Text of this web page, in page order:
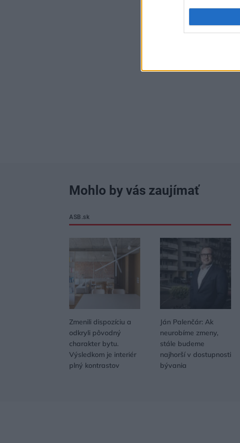
Mohlo by vás zaujímať
ASB.sk
Zmenili dispozíciu a
odkryli pôvodný
charakter bytu.
Výsledkom je interiér
plný kontrastov
Ján Palenčár: Ak
neurobíme zmeny,
stále budeme
najhorší v dostupnosti
bývania